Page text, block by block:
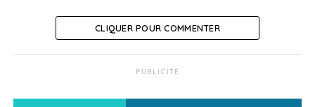
CLIQUER POUR COMMENTER
PUBLICITÉ